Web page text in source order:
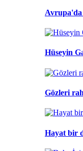
Avrupa'da
Hüseyin
Gözleri
Hayat bir